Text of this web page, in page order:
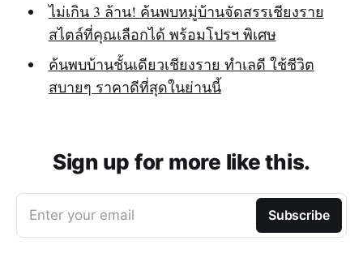
ไม่เกิน 3 ล้าน! ค้นพบหมู่บ้านจัดสรรเชียงราย
สไตล์ที่คุณเลือกได้ พร้อมโปรฯ พิเศษ
ค้นพบบ้านชั้นเดียวเชียงราย ทำเลดี ใช้ชีวิต
สบายๆ ราคาดีที่สุดในย่านนี้
Sign up for more like this.
Enter your email Subscribe